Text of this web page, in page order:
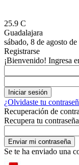
25.9 C
Guadalajara
sábado, 8 de agosto
Registrarse
¡Bienvenido! Ingresa
¿Olvidaste tu
Recuperación de
Recupera tu contraseña
Se te ha enviado una